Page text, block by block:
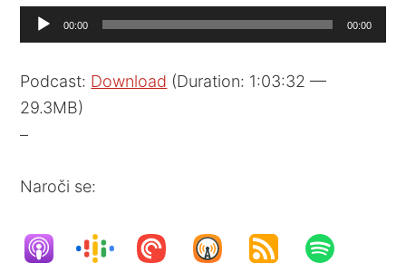
Audio
Player
00:00 00:00
Podcast: Download (Duration: 1:03:32 —
29.3MB)
–
Naroči se: